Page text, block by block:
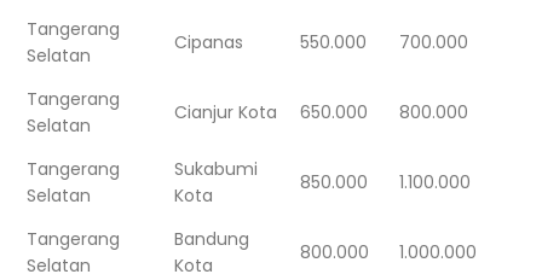
Tangerang
Selatan
Cipanas 550.000 700.000
Tangerang
Selatan
Cianjur Kota 650.000 800.000
Tangerang
Selatan
Sukabumi
Kota
850.000 1.100.000
Tangerang
Selatan
Bandung
Kota
800.000 1.000.000